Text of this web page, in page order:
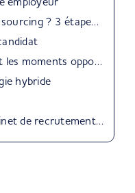
? 3 étapes clés
moments opportuns
hybride
des candidats dans votre secteur ?